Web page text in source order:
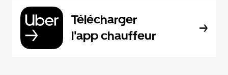
Télécharger
l'app chauffeur